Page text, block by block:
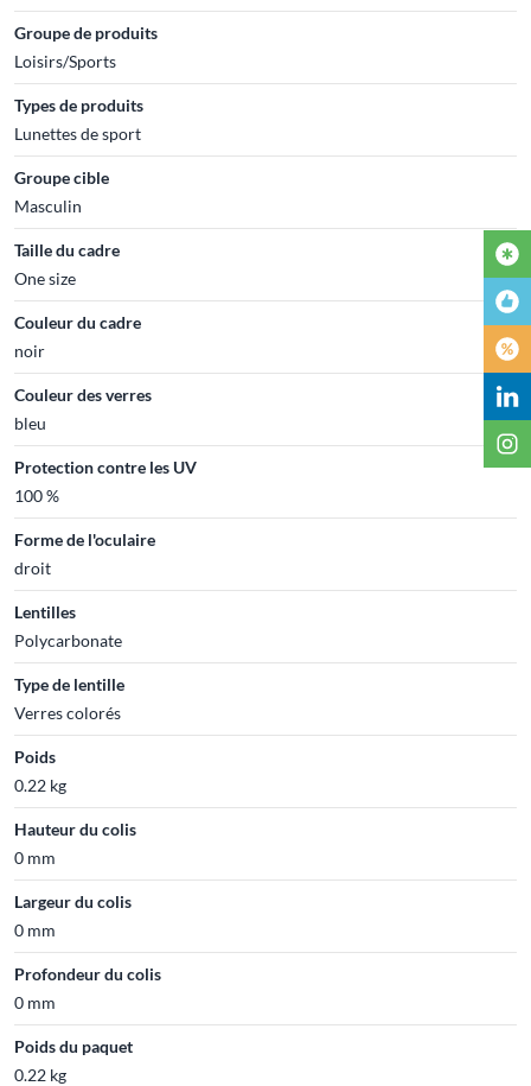
Groupe de produits
Loisirs/Sports
Types de produits
Lunettes de sport
Groupe cible
Masculin
Taille du cadre
One size
Couleur du cadre
noir
Couleur des verres
bleu
Protection contre les UV
100 %
Forme de l'oculaire
droit
Lentilles
Polycarbonate
Type de lentille
Verres colorés
Poids
0.22 kg
Hauteur du colis
0 mm
Largeur du colis
0 mm
Profondeur du colis
0 mm
Poids du paquet
0.22 kg